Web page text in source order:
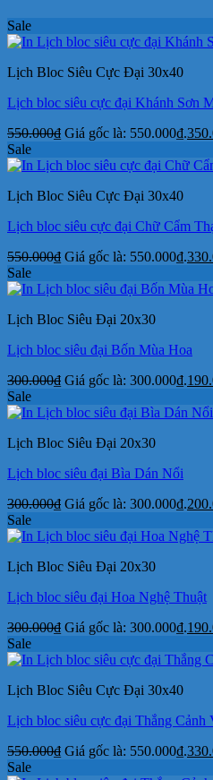
Sale
Lịch Bloc Siêu Cực Đại 30x40
Lịch bloc siêu cực đại Khánh Sơn
550.000₫ Giá gốc là: 550.000₫.
Sale
Lịch Bloc Siêu Cực Đại 30x40
Lịch bloc siêu cực đại Chữ Cẩm
550.000₫ Giá gốc là: 550.000₫.
Sale
Lịch Bloc Siêu Đại 20x30
Lịch bloc siêu đại Bốn Mùa Hoa
300.000₫ Giá gốc là: 300.000₫.
Sale
Lịch Bloc Siêu Đại 20x30
Lịch bloc siêu đại Bìa Dán Nổi
300.000₫ Giá gốc là: 300.000₫.
Sale
Lịch Bloc Siêu Đại 20x30
Lịch bloc siêu đại Hoa Nghệ Thuật
300.000₫ Giá gốc là: 300.000₫.
Sale
Lịch Bloc Siêu Cực Đại 30x40
Lịch bloc siêu cực đại Thắng Cảnh
550.000₫ Giá gốc là: 550.000₫.
Sale